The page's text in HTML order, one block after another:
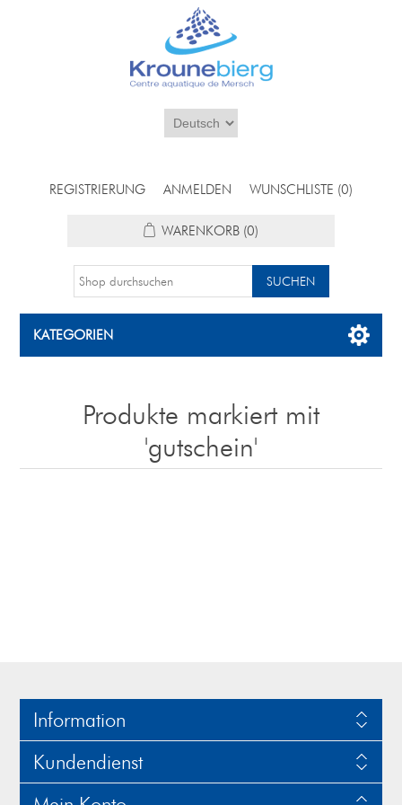
REGISTRIERUNG ANMELDEN WUNSCHLISTE (0)
WARENKORB (0)
KATEGORIEN
Produkte markiert mit
'gutschein'
Information
Kundendienst